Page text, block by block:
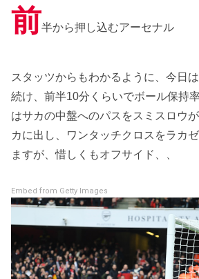
前半から押し込むアーセナル
スタッツからもわかるように、今日
続け、前半10分くらいでボール保持
はサカの中盤へのパスをスミスロウ
カに出し、ワンタッチクロスをラカ
ますが、惜しくもオフサイド、、
Embed from Getty Images